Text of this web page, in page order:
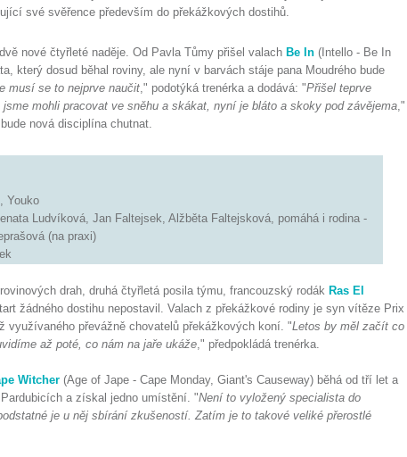
své svěřence především do překážkových dostihů.
nové čtyřleté naděje. Od Pavla Tůmy přišel valach Be In (Intello - Be In
který dosud běhal roviny, ale nyní v barvách stáje pana Moudrého bude
musí se to nejprve naučit," podotýká trenérka a dodává: "Přišel teprve
mohli pracovat ve sněhu a skákat, nyní je bláto a skoky pod závějema,"
nová disciplína chutnat.
Youko
Ludvíková, Jan Faltejsek, Alžběta Faltejsková, pomáhá i rodina -
(na praxi)
drah, druhá čtyřletá posila týmu, francouzský rodák Ras El
žádného dostihu nepostavil. Valach z překážkové rodiny je syn vítěze Prix
využívaného převážně chovatelů překážkových koní. "Letos by měl začít co
až poté, co nám na jaře ukáže," předpokládá trenérka.
Witcher (Age of Jape - Cape Monday, Giant's Causeway) běhá od tří let a
a získal jedno umístění. "Není to vyložený specialista do
je u něj sbírání zkušeností. Zatím je to takové veliké přerostlé